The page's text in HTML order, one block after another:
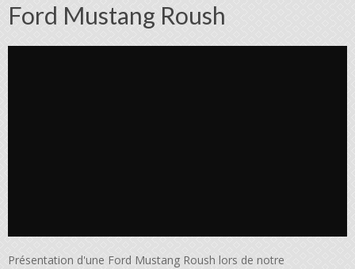
Ford Mustang Roush
Présentation d'une Ford Mustang Roush lors de notre